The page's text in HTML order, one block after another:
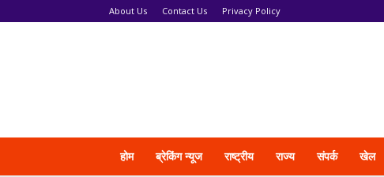
About Us Contact Us Privacy Policy
होम ब्रेकिंग न्यूज राष्ट्रीय राज्य संपर्क खेल